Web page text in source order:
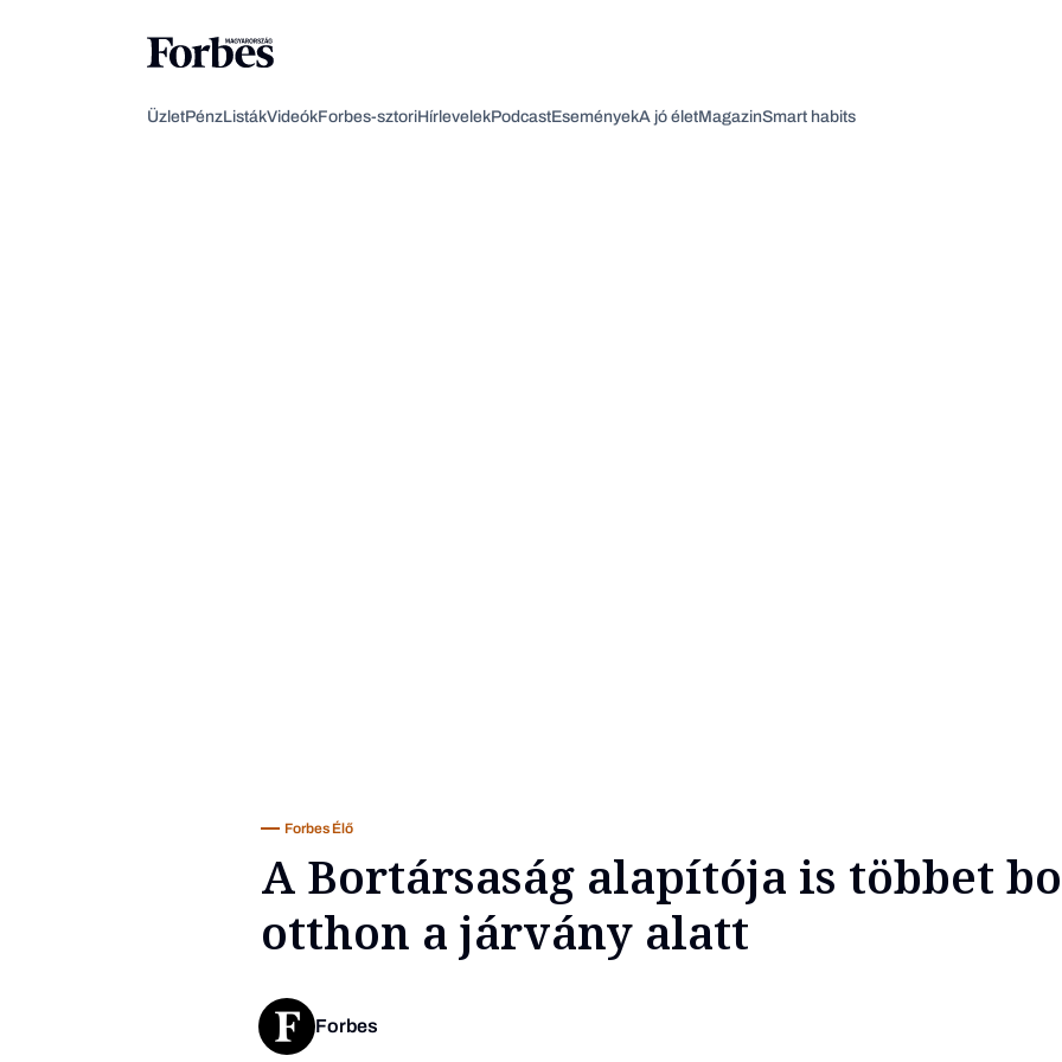
ÜzletPénzListákVideókForbes-sztoriHírlevelekPodcastEseményekA jó életMagazinSmart habits
Forbes Élő
A Bortársaság alapítója is többet
otthon a járvány alatt
Forbes